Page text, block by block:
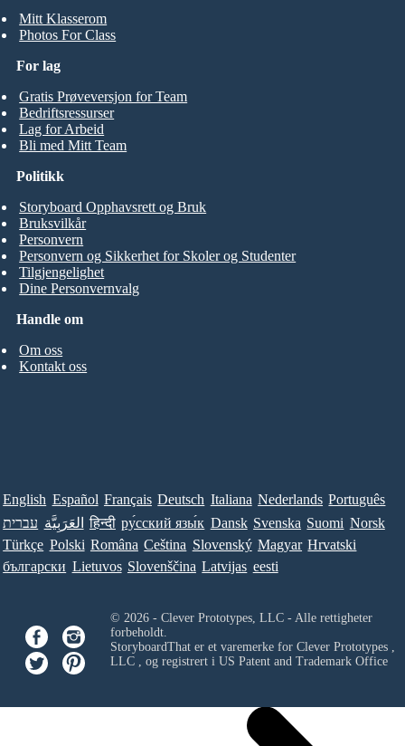
Mitt Klasserom
Photos For Class
For lag
Gratis Prøveversjon for Team
Bedriftsressurser
Lag for Arbeid
Bli med Mitt Team
Handle om
Om oss
Kontakt oss
Politikk
Storyboard Opphavsrett og Bruk
Bruksvilkår
Personvern
Personvern og Sikkerhet for Skoler og Studenter
Tilgjengelighet
Dine Personvernvalg
English Español Français Deutsch Italiana Nederlands Português
עברית العَرَبِيَّة हिन्दी ру́сский язы́к Dansk Svenska Suomi Norsk
Türkçe Polski Româna Ceština Slovenský Magyar Hrvatski
български Lietuvos Slovenščina Latvijas eesti
© 2026 - Clever Prototypes, LLC - Alle rettigheter
forbeholdt.
StoryboardThat er et varemerke for Clever Prototypes ,
LLC, og registrert i US Patent and Trademark Office